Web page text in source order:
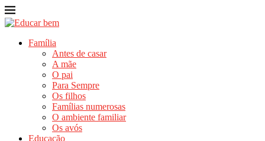
Família
Antes de casar
A mãe
O pai
Para Sempre
Os filhos
Famílias numerosas
O ambiente familiar
Os avós
Educação